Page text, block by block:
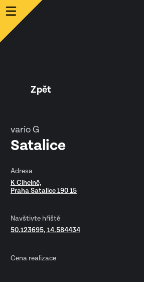
Zpět
vario G
Satalice
Adresa
K Cihelně,
Praha Satalice 190 15
Navštivte hřiště
50.123695, 14.584434
Cena realizace